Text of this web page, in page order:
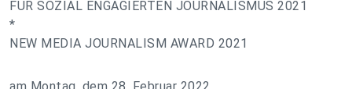
FÜR SOZIAL ENGAGIERTEN JOURNALISMUS 2021
*
NEW MEDIA JOURNALISM AWARD 2021